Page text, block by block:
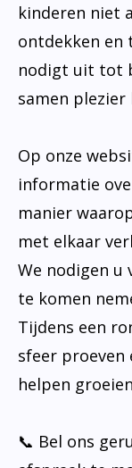
kinderen niet
ontdekken en
nodigt uit tot
samen plezier
Op onze
informatie
manier
met elkaar
We nodigen u
te komen
Tijdens een
sfeer proeven
helpen
📞 Bel ons